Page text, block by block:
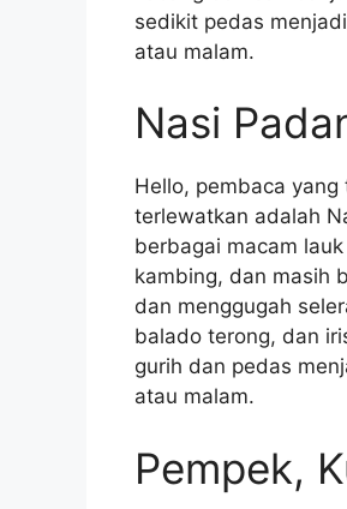
sedikit pedas
atau malam.
Nasi
Hello, pembaca
terlewatkan adalah
berbagai macam
kambing, dan masih
dan menggugah
balado terong, dan
gurih dan pedas
atau malam.
Pempek,